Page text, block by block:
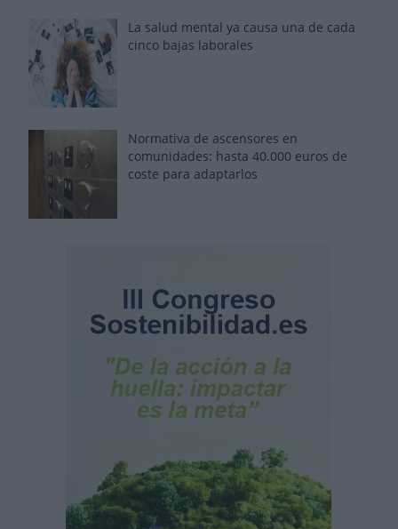
La salud mental ya causa una de cada
cinco bajas laborales
Normativa de ascensores en
comunidades: hasta 40.000 euros de
coste para adaptarlos